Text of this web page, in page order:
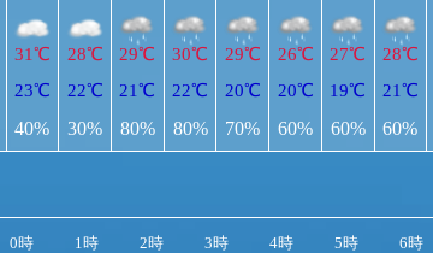
31℃
23℃
40%
28℃
22℃
30%
29℃
21℃
80%
30℃
22℃
80%
29℃
20℃
70%
26℃
20℃
60%
27℃
19℃
60%
28℃
21℃
60%
0時 1時 2時 3時 4時 5時 6時